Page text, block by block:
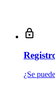
¿Se